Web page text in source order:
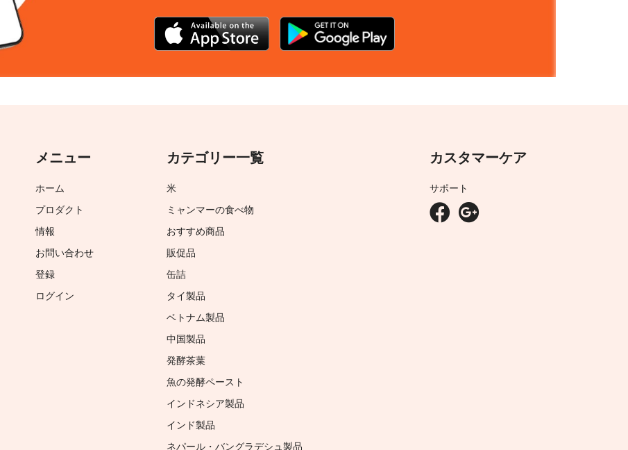
メニュー
ホーム
プロダクト
情報
お問い合わせ
登録
ログイン
カテゴリー一覧
米
ミャンマーの食べ物
おすすめ商品
販促品
缶詰
タイ製品
ベトナム製品
中国製品
発酵茶葉
魚の発酵ペースト
インドネシア製品
インド製品
ネパール・バングラデシュ製品
カスタマーケア
サポート